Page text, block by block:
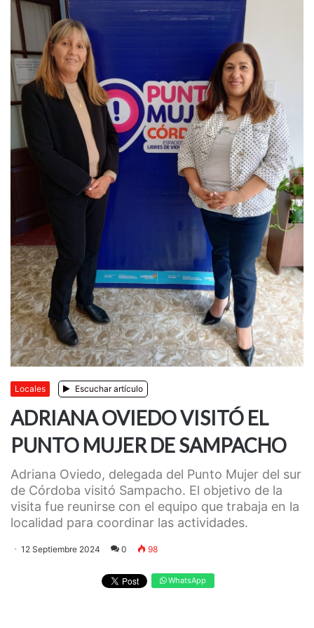
Locales Escuchar artículo
ADRIANA OVIEDO VISITÓ EL
PUNTO MUJER DE SAMPACHO
Adriana Oviedo, delegada del Punto Mujer del sur
de Córdoba visitó Sampacho. El objetivo de la
visita fue reunirse con el equipo que trabaja en la
localidad para coordinar las actividades.
12 Septiembre 2024 0 98
WhatsApp